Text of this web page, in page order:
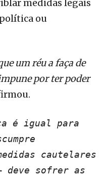
medidas legais
ou
um réu a faça de
por ter poder
é igual para
cautelares
deve sofrer as